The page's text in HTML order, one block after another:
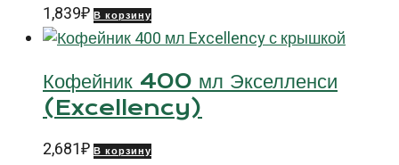
1,839₽ В корзину
Кофейник 400 мл Экселленси
(Excellency)
2,681₽ В корзину